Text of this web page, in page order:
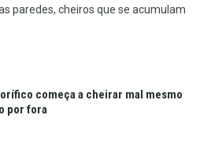
paredes, cheiros que se acumulam
começa a cheirar mal mesmo
por fora